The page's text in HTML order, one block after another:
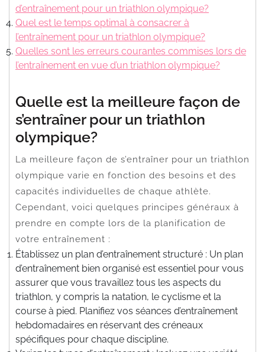
d’entraînement pour un triathlon olympique?
Quel est le temps optimal à consacrer à
l’entraînement pour un triathlon olympique?
Quelles sont les erreurs courantes commises lors de
l’entraînement en vue d’un triathlon olympique?
Quelle est la meilleure façon de
s’entraîner pour un triathlon
olympique?
La meilleure façon de s’entraîner pour un triathlon
olympique varie en fonction des besoins et des
capacités individuelles de chaque athlète.
Cependant, voici quelques principes généraux à
prendre en compte lors de la planification de
votre entraînement :
Établissez un plan d’entraînement structuré : Un plan
d’entraînement bien organisé est essentiel pour vous
assurer que vous travaillez tous les aspects du
triathlon, y compris la natation, le cyclisme et la
course à pied. Planifiez vos séances d’entraînement
hebdomadaires en réservant des créneaux
spécifiques pour chaque discipline.